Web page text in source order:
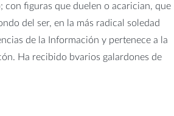
con figuras que duelen o acarician, que
del ser, en la más radical soledad
de la Información y pertenece a la
Ha recibido bvarios galardones de